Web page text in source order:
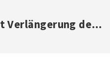
Bundesrat beschließt Verlängerung der Mietpreisbremse bis 2029